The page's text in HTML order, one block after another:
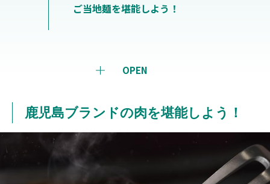
OPEN
ご当地麺を堪能しよう！
鹿児島ブランドの肉を堪能しよう！